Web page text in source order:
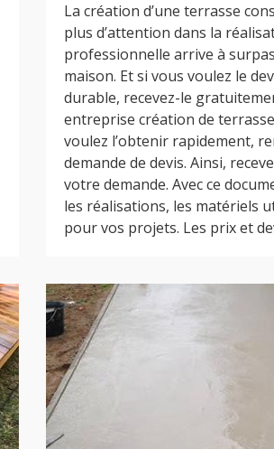
La création d’une terrasse
plus d’attention dans la
professionnelle arrive à
maison. Et si vous voulez le
durable, recevez-le
entreprise création de
voulez l’obtenir rapidement,
demande de devis. Ainsi,
votre demande. Avec ce
les réalisations, les matériels
pour vos projets. Les prix et